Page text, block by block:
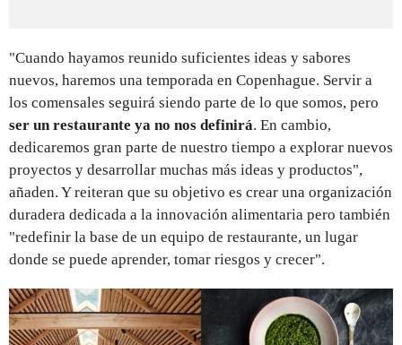
"Cuando hayamos reunido suficientes ideas y sabores
nuevos, haremos una temporada en Copenhague. Servir a
los comensales seguirá siendo parte de lo que somos, pero
ser un restaurante ya no nos definirá. En cambio,
dedicaremos gran parte de nuestro tiempo a explorar nuevos
proyectos y desarrollar muchas más ideas y productos",
añaden. Y reiteran que su objetivo es crear una organización
duradera dedicada a la innovación alimentaria pero también
"redefinir la base de un equipo de restaurante, un lugar
donde se puede aprender, tomar riesgos y crecer".